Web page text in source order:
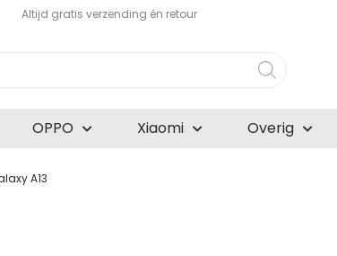
Altijd gratis verzending én retour
OPPO Xiaomi Overig
A13